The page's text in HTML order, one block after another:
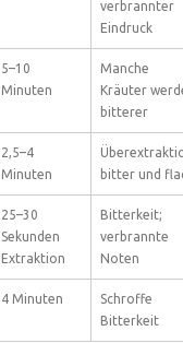
verbrannter
Eindruck
5–10
Minuten
Manche
Kräuter
bitterer
2,5–4
Minuten
bitter und
25–30
Sekunden
Extraktion
Bitterkeit;
verbrannte
Noten
4 Minuten
Schroffe
Bitterkeit